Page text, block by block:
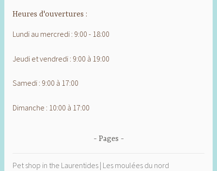
Heures d'ouvertures :
Lundi au mercredi : 9:00 - 18:00
Jeudi et vendredi : 9:00 à 19:00
Samedi : 9:00 à 17:00
Dimanche : 10:00 à 17:00
Pages
Pet shop in the Laurentides | Les moulées du nord